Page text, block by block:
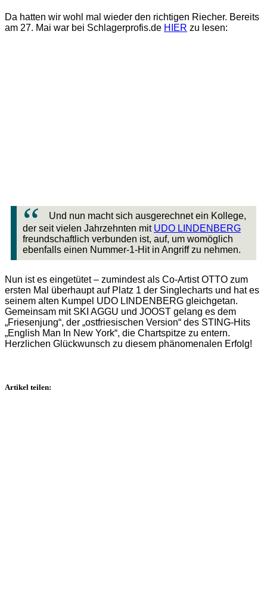
Da hatten wir wohl mal wieder den richtigen Riecher. Bereits
am 27. Mai war bei Schlagerprofis.de HIER zu lesen:
Und nun macht sich ausgerechnet ein Kollege,
der seit vielen Jahrzehnten mit UDO LINDENBERG
freundschaftlich verbunden ist, auf, um womöglich
ebenfalls einen Nummer-1-Hit in Angriff zu nehmen.
Nun ist es eingetütet – zumindest als Co-Artist OTTO zum
ersten Mal überhaupt auf Platz 1 der Singlecharts und hat es
seinem alten Kumpel UDO LINDENBERG gleichgetan.
Gemeinsam mit SKI AGGU und JOOST gelang es dem
„Friesenjung“, der „ostfriesischen Version“ des STING-Hits
„English Man In New York“, die Chartspitze zu entern.
Herzlichen Glückwunsch zu diesem phänomenalen Erfolg!
Artikel teilen: